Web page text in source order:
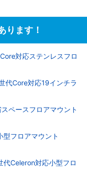
ります！
対応ステンレスフロ
代Core対応19インチラ
ペースフロアマウント
フロアマウント
Celeron対応小型フロ